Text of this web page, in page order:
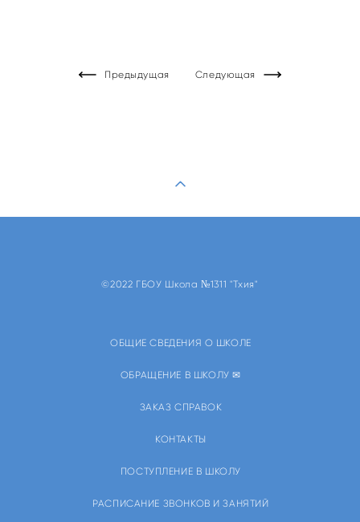
Предыдущая Следующая
©2022 ГБОУ Школа №1311 "Тхия"
ОБЩИЕ СВЕДЕНИЯ О ШКОЛЕ
ОБРАЩЕНИЕ В ШКОЛУ ✉
ЗАКАЗ СПРАВОК
КОНТАКТЫ
ПОСТУПЛЕНИЕ В ШКОЛУ
РАСПИСАНИЕ ЗВОНКОВ И ЗАНЯТИЙ